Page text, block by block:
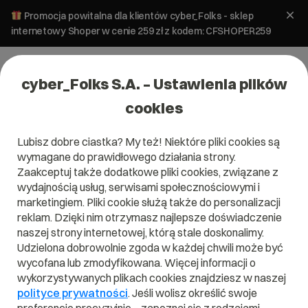
Promocja powitalna dla klientów cyber_Folks - sklep
internetowy Shoper w cenie 259 zł z kodem: CFSHOPER259
cyber_Folks S.A. – Ustawienia plików
cookies
Lubisz dobre ciastka? My też! Niektóre pliki cookies są
wymagane do prawidłowego działania strony.
Zaakceptuj także dodatkowe pliki cookies, związane z
wydajnością usług, serwisami społecznościowymi i
marketingiem. Pliki cookie służą także do personalizacji
reklam. Dzięki nim otrzymasz najlepsze doświadczenie
naszej strony internetowej, którą stale doskonalimy.
Udzielona dobrowolnie zgoda w każdej chwili może być
wycofana lub zmodyfikowana. Więcej informacji o
wykorzystywanych plikach cookies znajdziesz w naszej
polityce prywatności. Jeśli wolisz określić swoje